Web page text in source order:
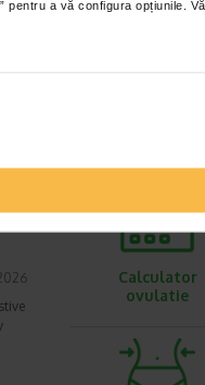
pentru a vă configura opțiunile. Vă
Calculator
ovulatie